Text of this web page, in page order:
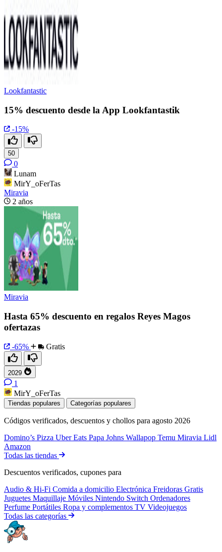
Lookfantastic
15% descuento desde la App Lookfantastik
-15%
50
0
Lunam
MirY_oFerTas
Miravia
2 años
Miravia
Hasta 65% descuento en regalos Reyes Magos
ofertazas
-65% Gratis
2029
1
MirY_oFerTas
Tiendas populares Categorías populares
Códigos verificados, descuentos y chollos para agosto 2026
Domino’s Pizza Uber Eats Papa Johns Wallapop Temu Miravia Lidl
Amazon
Todas las tiendas
Descuentos verificados, cupones para
Audio & Hi-Fi Comida a domicilio Electrónica Freidoras Gratis
Juguetes Maquillaje Móviles Nintendo Switch Ordenadores
Perfume Portátiles Ropa y complementos TV Videojuegos
Todas las categorías